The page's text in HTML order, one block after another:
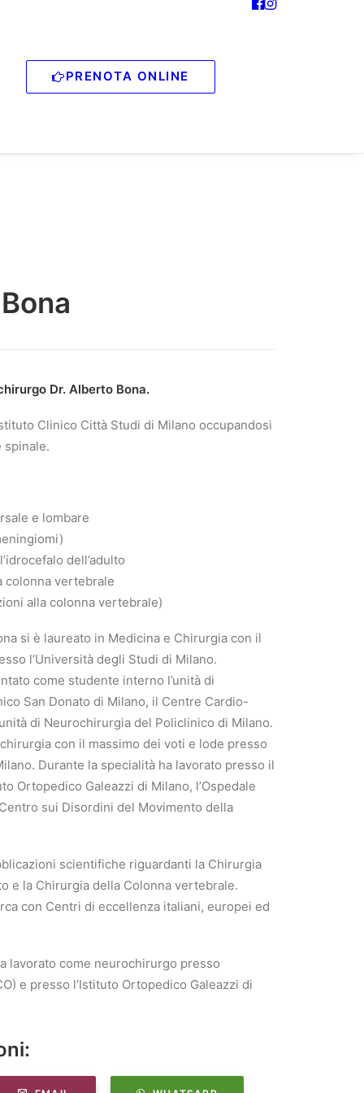
PRENOTA ONLINE
Dr. Alberto Bona.
Clinico Città Studi di Milano occupandosi
spinale.
e lombare
dell’adulto
colonna vertebrale
alla colonna vertebrale)
si è laureato in Medicina e Chirurgia con il
l’Università degli Studi di Milano.
come studente interno l’unità di
San Donato di Milano, il Centre Cardio-
di Neurochirurgia del Policlinico di Milano.
con il massimo dei voti e lode presso
Durante la specialità ha lavorato presso il
Ortopedico Galeazzi di Milano, l’Ospedale
sui Disordini del Movimento della
scientifiche riguardanti la Chirurgia
e la Chirurgia della Colonna vertebrale.
con Centri di eccellenza italiani, europei ed
lavorato come neurochirurgo presso
e presso l’Istituto Ortopedico Galeazzi di